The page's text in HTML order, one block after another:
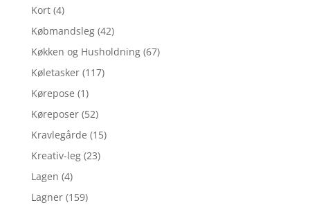
Kort (4)
Købmandsleg (42)
Køkken og Husholdning (67)
Køletasker (117)
Kørepose (1)
Køreposer (52)
Kravlegårde (15)
Kreativ-leg (23)
Lagen (4)
Lagner (159)